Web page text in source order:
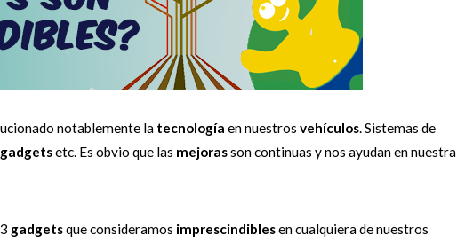
notablemente la tecnología en nuestros vehículos. Sistemas de
gadgetsetc. Es obvio que las mejorasson continuas y nos ayudan en nuestra
gadgetsque consideramos imprescindiblesen cualquiera de nuestros